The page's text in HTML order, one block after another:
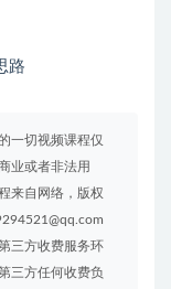
路
一切视频课程仅
业或者非法用
来自网络，版权
三方收费服务环
三方任何收费负